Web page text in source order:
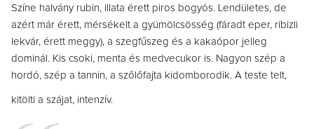
Színe halvány rubin, illata érett piros bogyós. Lendületes, de
azért már érett, mérsékelt a gyümölcsösség (fáradt eper, ribizli
lekvár, érett meggy), a szegfűszeg és a kakaópor jelleg
dominál. Kis csoki, menta és medvecukor is. Nagyon szép a
hordó, szép a tannin, a szőlőfajta kidomborodik. A teste telt,
kitölti a szájat, intenzív.